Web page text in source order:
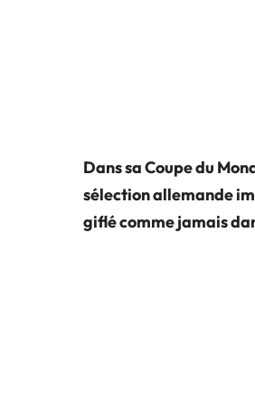
Dans sa Coupe du
sélection allemande
giflé comme jamais